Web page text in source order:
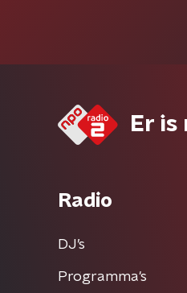
Er is
Radio
DJ’s
Programma's